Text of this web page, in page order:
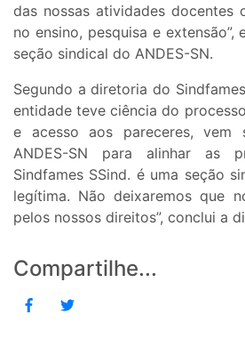
das nossas atividades docentes
no ensino, pesquisa e
seção sindical do ANDES-SN.
Segundo a diretoria do
entidade teve ciência do
e acesso aos pareceres, vem
ANDES-SN para alinhar as
Sindfames SSind. é uma seção
legítima. Não deixaremos que
pelos nossos direitos”, conclui a
Compartilhe...